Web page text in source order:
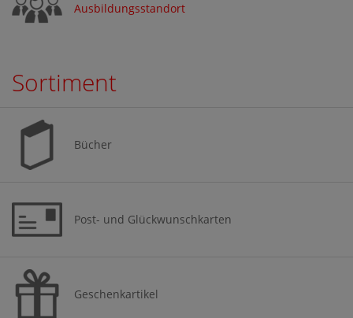
Ausbildungsstandort
Sortiment
Bücher
Post- und Glückwunschkarten
Geschenkartikel